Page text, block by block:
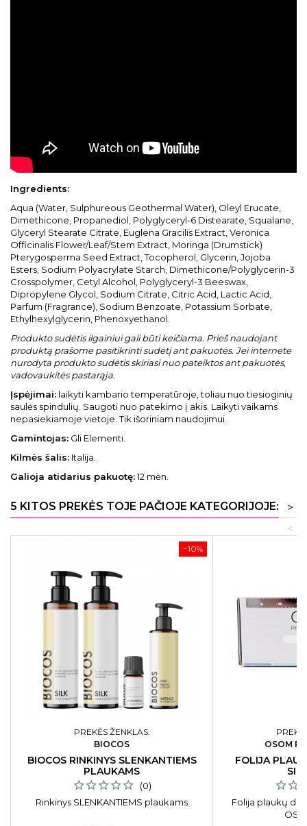
Ingredients:
Aqua (Water, Sulphureous Geothermal Water), Oleyl Erucate,
Dimethicone, Propanediol, Polyglyceryl-6 Distearate, Squalane,
Glyceryl Stearate Citrate, Euglena Gracilis Extract, Veronica
Officinalis Flower/Leaf/Stem Extract, Moringa (Drumstick)
Pterygosperma Seed Extract, Tocopherol, Glycerin, Jojoba
Esters, Sodium Polyacrylate Starch, Dimethicone/Polyglycerin-3
Crosspolymer, Cetyl Alcohol, Polyglyceryl-3 Beeswax,
Dipropylene Glycol, Sodium Citrate, Citric Acid, Lactic Acid,
Parfum (Fragrance), Sodium Benzoate, Potassium Sorbate,
Ethylhexylglycerin, Phenoxyethanol.
Produkto sudėtis ilgainiui gali būti keičiama. Prieš naudojant
produktą prašome pasitikrinti sudėtį ant pakuotės. Jei internete
nurodyta produkto sudėtis skiriasi nuo pateiktos ant pakuotės,
vadovaukitės pastarąja.
Įspėjimai: laikyti kambario temperatūroje, toliau nuo tiesioginių
saulės spindulių. Saugoti nuo patekimo į akis. Laikyti vaikams
nepasiekiamoje vietoje. Tik išoriniam naudojimui.
Gamintojas: Gli Elementi.
Kilmės šalis: Italija.
Galioja atidarius pakuotę:12 mėn.
5 KITOS PREKĖS TOJE PAČIOJE KATEGORIJOJE:
>
<
−10%
PREKĖS ŽENKLAS:
BIOCOS
BIOCOS RINKINYS SLENKANTIEMS
PLAUKAMS
(0)
Rinkinys SLENKANTIEMS plaukams
OSOM
FOLIJA
Folija plaukų